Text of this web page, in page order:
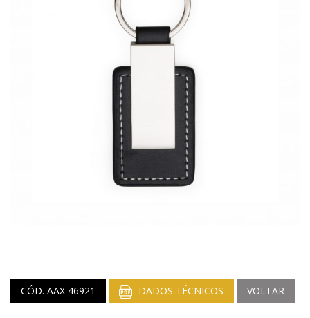
CÓD. AAX 46921 DADOS TÉCNICOS VOLTAR